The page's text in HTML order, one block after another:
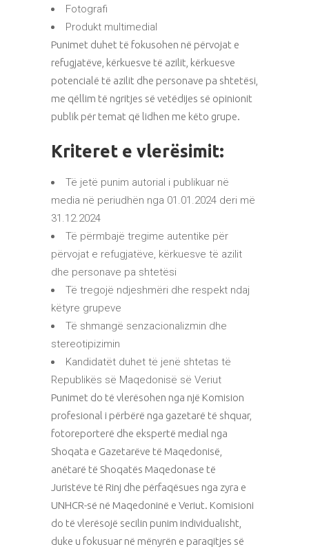
Fotografi
Produkt multimedial
Punimet duhet të fokusohen në përvojat e
refugjatëve, kërkuesve të azilit, kërkuesve
potencialë të azilit dhe personave pa shtetësi,
me qëllim të ngritjes së vetëdijes së opinionit
publik për temat që lidhen me këto grupe.
Kriteret e vlerësimit:
Të jetë punim autorial i publikuar në
media në periudhën nga 01.01.2024 deri më
31.12.2024
Të përmbajë tregime autentike për
përvojat e refugjatëve, kërkuesve të azilit
dhe personave pa shtetësi
Të tregojë ndjeshmëri dhe respekt ndaj
këtyre grupeve
Të shmangë senzacionalizmin dhe
stereotipizimin
Kandidatët duhet të jenë shtetas të
Republikës së Maqedonisë së Veriut
Punimet do të vlerësohen nga një Komision
profesional i përbërë nga gazetarë të shquar,
fotoreporterë dhe ekspertë medial nga
Shoqata e Gazetarëve të Maqedonisë,
anëtarë të Shoqatës Maqedonase të
Juristëve të Rinj dhe përfaqësues nga zyra e
UNHCR-së në Maqedoninë e Veriut. Komisioni
do të vlerësojë secilin punim individualisht,
duke u fokusuar në mënyrën e paraqitjes së